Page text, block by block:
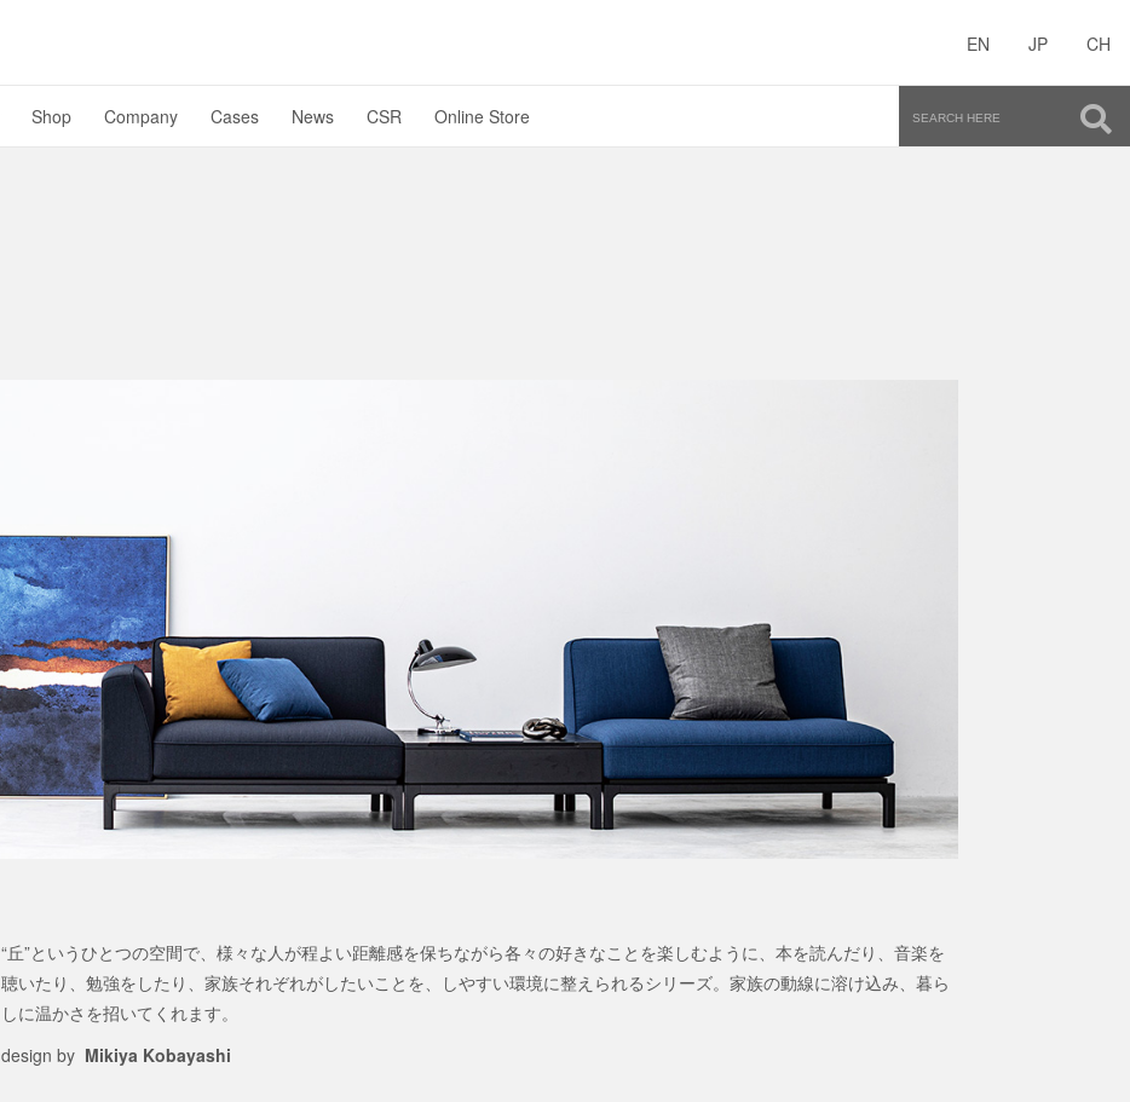
EN JP CH
Shop Company Cases News CSR Online Store
“丘”というひとつの空間で、様々な人が程よい距離感を保ちながら各々の好きなことを楽しむように、本を読んだり、音楽を
聴いたり、勉強をしたり、家族それぞれがしたいことを、しやすい環境に整えられるシリーズ。家族の動線に溶け込み、暮ら
しに温かさを招いてくれます。
design by Mikiya Kobayashi